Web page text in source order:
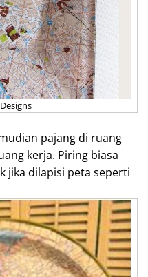
pajang di ruang
kerja. Piring biasa
jika dilapisi peta seperti